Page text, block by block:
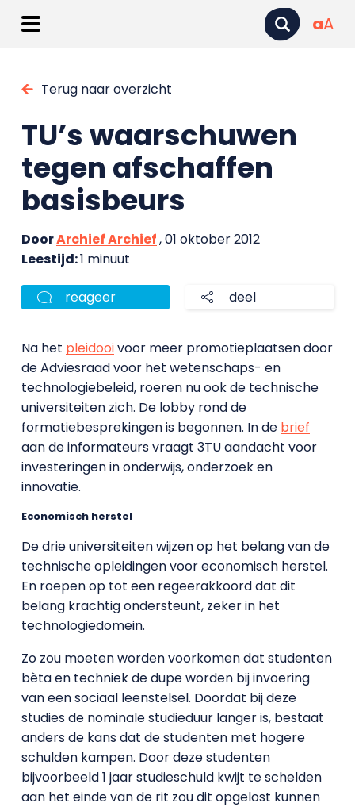
aA
Terug naar overzicht
TU’s waarschuwen
tegen afschaffen
basisbeurs
DoorArchief Archief, 01 oktober 2012
Leestijd:1 minuut
reageer deel
Na het pleidooivoor meer promotieplaatsen door
de Adviesraad voor het wetenschaps- en
technologiebeleid, roeren nu ook de technische
universiteiten zich. De lobby rond de
formatiebesprekingen is begonnen. In de brief
aan de informateurs vraagt 3TU aandacht voor
investeringen in onderwijs, onderzoek en
innovatie.
Economisch herstel
De drie universiteiten wijzen op het belang van de
technische opleidingen voor economisch herstel.
En roepen op tot een regeerakkoord dat dit
belang krachtig ondersteunt, zeker in het
technologiedomein.
Zo zou moeten worden voorkomen dat studenten
bèta en techniek de dupe worden bij invoering
van een sociaal leenstelsel. Doordat bij deze
studies de nominale studieduur langer is, bestaat
anders de kans dat de studenten met hogere
schulden kampen. Door deze studenten
bijvoorbeeld 1 jaar studieschuld kwijt te schelden
aan het einde van de rit zou dit opgelost kunnen